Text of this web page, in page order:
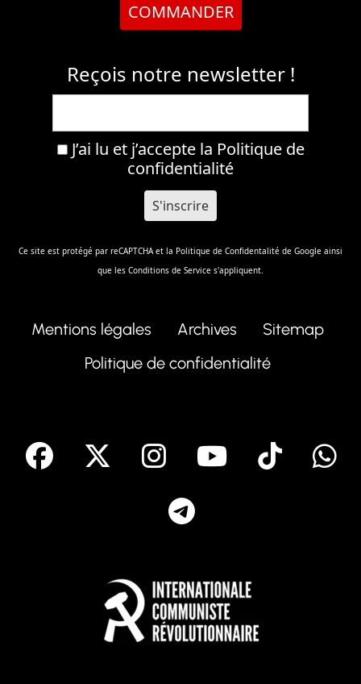
COMMANDER
Reçois notre newsletter !
J’ai lu et j’accepte la Politique de
confidentialité
Ce site est protégé par reCAPTCHA et la Politique de Confidentalité de Google ainsi
que les Conditions de Service s'appliquent.
Mentions légales Archives
Sitemap
Politique de confidentialité
facebook Instagram
Youtube
Tik